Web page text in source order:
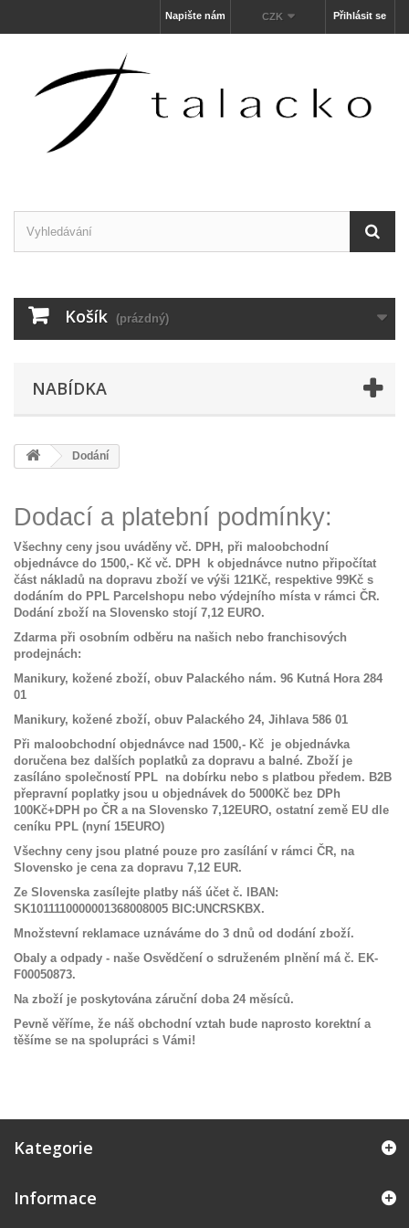
Přihlásit se
CZK
Napište nám
Košík (prázdný)
NABÍDKA
Dodání
Dodací a platební podmínky:
Všechny ceny jsou uváděny vč. DPH, při maloobchodní
objednávce do 1500,- Kč vč. DPH k objednávce nutno připočítat
část nákladů na dopravu zboží ve výši 121Kč, respektive 99Kč s
dodáním do PPL Parcelshopu nebo výdejního místa v rámci ČR.
Dodání zboží na Slovensko stojí 7,12 EURO.
Zdarma při osobním odběru na našich nebo franchisových
prodejnách:
Manikury, kožené zboží, obuv Palackého nám. 96 Kutná Hora 284
01
Manikury, kožené zboží, obuv Palackého 24, Jihlava 586 01
Při maloobchodní objednávce nad 1500,- Kč je objednávka
doručena bez dalších poplatků za dopravu a balné. Zboží je
zasíláno společností PPL na dobírku nebo s platbou předem. B2B
přepravní poplatky jsou u objednávek do 5000Kč bez DPh
100Kč+DPH po ČR a na Slovensko 7,12EURO, ostatní země EU dle
ceníku PPL (nyní 15EURO)
Všechny ceny jsou platné pouze pro zasílání v rámci ČR, na
Slovensko je cena za dopravu 7,12 EUR.
Ze Slovenska zasílejte platby náš účet č. IBAN:
SK1011110000001368008005 BIC:UNCRSKBX.
Množstevní reklamace uznáváme do 3 dnů od dodání zboží.
Obaly a odpady - naše Osvědčení o sdruženém plnění má č. EK-
F00050873.
Na zboží je poskytována záruční doba 24 měsíců.
Pevně věříme, že náš obchodní vztah bude naprosto korektní a
těšíme se na spolupráci s Vámi!
Kategorie
Informace